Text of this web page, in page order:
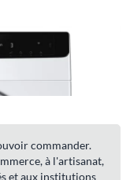
commander.
à l'artisanat,
et aux institutions